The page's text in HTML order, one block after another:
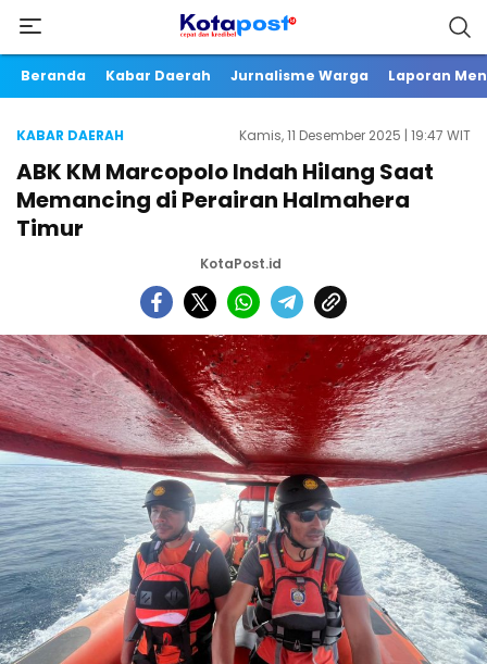
Beranda Kabar Daerah Jurnalisme Warga Laporan
KABAR DAERAH Kamis, 11 Desember 2025 | 19:47 WIT
ABK KM Marcopolo Indah Hilang Saat
Memancing di Perairan Halmahera
Timur
KotaPost.id